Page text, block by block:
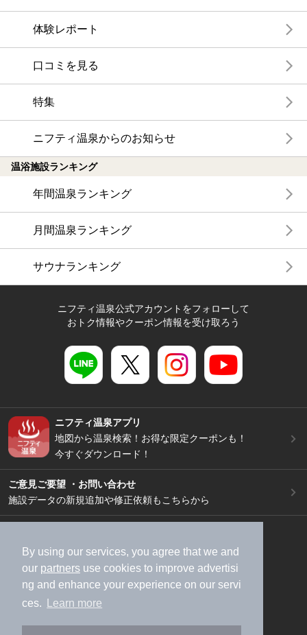
By using our services, you agree that we and
our partners use cookies to improve advertisi
ng and enhance your experience on our servi
ces.
Learn more
体験レポート
口コミを見る
特集
ニフティ温泉からのお知らせ
温浴施設ランキング
年間温泉ランキング
月間温泉ランキング
サウナランキング
ニフティ温泉公式アカウントをフォローして
おトク情報やクーポン情報を受け取ろう
ニフティ温泉アプリ
地図から温泉検索！お得な限定クーポンも！
今すぐダウンロード！
ご意見ご要望 ・お問い合わせ
施設データの新規追加や修正依頼もこちらから
加盟店募集（資料請求）
広告出稿のご案内
利用規約
ライフスタイルMEMBERS+規約
特定商取引法に基づく表記
ヘルプ
採用情報
運営会社